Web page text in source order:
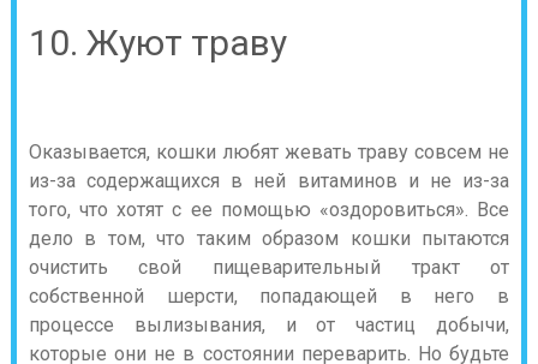
10. Жуют траву
Оказывается, кошки любят жевать траву совсем не
из-за содержащихся в ней витаминов и не из-за
того, что хотят с ее помощью «оздоровиться». Все
дело в том, что таким образом кошки пытаются
очистить свой пищеварительный тракт от
собственной шерсти, попадающей в него в
процессе вылизывания, и от частиц добычи,
которые они не в состоянии переварить. Но будьте